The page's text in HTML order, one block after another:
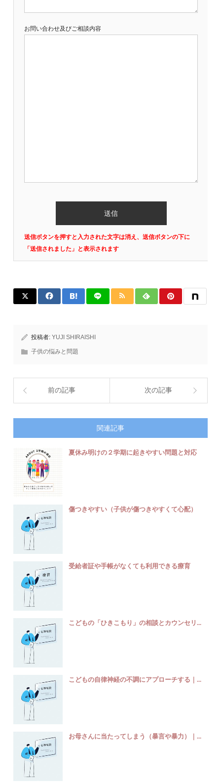
お問い合わせ及びご相談内容
送信ボタンを押すと入力された文字は消え、送信ボタンの下に
「送信されました」と表示されます
投稿者:YUJI SHIRAISHI
子供の悩みと問題
前の記事 次の記事
関連記事
夏休み明けの２学期に起きやすい問題と対応
傷つきやすい（子供が傷つきやすくて心配）
受給者証や手帳がなくても利用できる療育
こどもの「ひきこもり」の相談とカウンセリ...
こどもの自律神経の不調にアプローチする｜...
お母さんに当たってしまう（暴言や暴力）｜...